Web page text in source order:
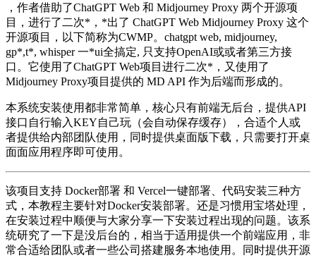
，作者借助了ChatGPT Web 和 Midjourney Proxy 两个开源项
目，进行了二次*，*出了 ChatGPT Web Midjourney Proxy 这个
开源项目，以下简称为CWMP。chatgpt web, midjourney,
gp*,t*, whisper 一*ui全搞定, 只支持OpenAI或或者第三方接
口。它使用了ChatGPT Web项目进行二次*，又使用了
Midjourney Proxy项目提供的 MD API 作为后端而形成的。
本系统安装使用都非常简单，核心只有前端无后台，提供API
接口自行输入KEY自己玩（会自动保存缓存），合适个人或
者提供给内部团队使用，同时提供桌面版下载，只需要打开桌
面面应用程序即可使用。
该项目支持 Docker部署 和 Vercel一键部署、代码安装三种方
式，本教程主要针对Docker安装部署。还是习惯用宝塔处理，
在安装过程中顺便与大家分享一下安装过程出现的问题。该系
统研究了一下是没后台的，相当于适用提供一个前端应用，非
常合适给团队或者一些公司搭建服务本地使用。同时提供开源